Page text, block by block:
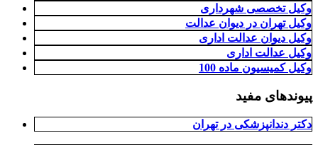
وکیل تخصصی شهرداری
وکیل تهران در دیوان عدالت
وکیل دیوان عدالت اداری
وکیل عدالت اداری
وکیل کمیسیون ماده 100
پیوندهای مفید
دکتر دندانپزشکی در تهران